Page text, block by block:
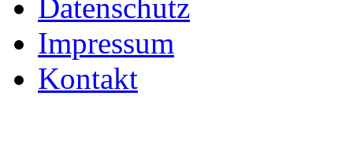
Datenschutz
Impressum
Kontakt